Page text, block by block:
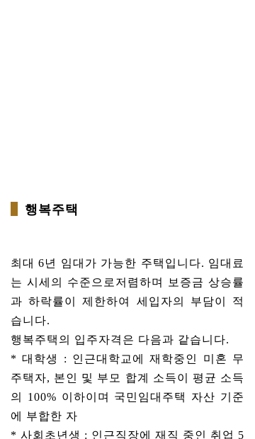
행복주택
최대 6년 임대가 가능한 주택입니다. 임대료
는 시세의 수준으로저렴하며 보증금 상승률
과 하락률이 제한하여 세입자의 부담이 적
습니다.
행복주택의 입주자격은 다음과 같습니다.
* 대학생 : 인근대학교에 재학중인 미혼 무
주택자, 본인 및 부모 합계 소득이 평균 소득
의 100% 이하이며 국민임대주택 자산 기준
에 부합한 자
* 사회초년생 : 인근직장에 재직 중인 취업 5